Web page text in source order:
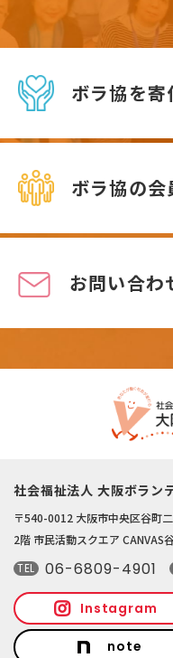
ボラ協を寄
ボラ協の会
お問い合わ
社会福祉法人 大阪ボラン
〒540-0012 大阪市中央区谷町
2階 市民活動スクエア CANVAS
TEL 06-6809-4901
Instagram
note